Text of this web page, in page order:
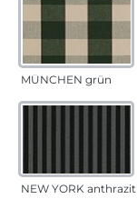
MÜNCHEN grün
NEW YORK anthrazit